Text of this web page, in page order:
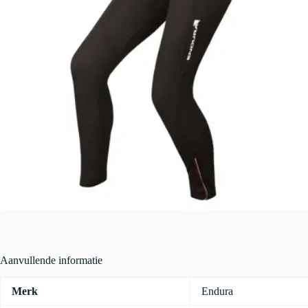
Aanvullende informatie
Merk Endura